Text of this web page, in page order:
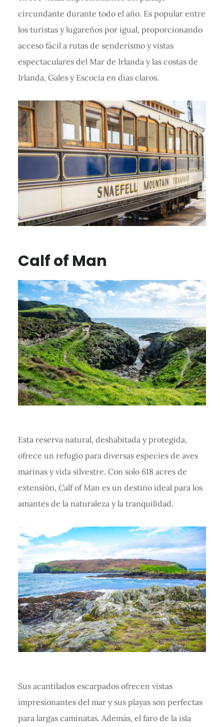
circundante durante todo el año. Es popular entre
los turistas y lugareños por igual, proporcionando
acceso fácil a rutas de senderismo y vistas
espectaculares del Mar de Irlanda y las costas de
Irlanda, Gales y Escocia en días claros.
Calf of Man
Esta reserva natural, deshabitada y protegida,
ofrece un refugio para diversas especies de aves
marinas y vida silvestre. Con solo 618 acres de
extensión, Calf of Man es un destino ideal para los
amantes de la naturaleza y la tranquilidad.
Sus acantilados escarpados ofrecen vistas
impresionantes del mar y sus playas son perfectas
para largas caminatas. Además, el faro de la isla